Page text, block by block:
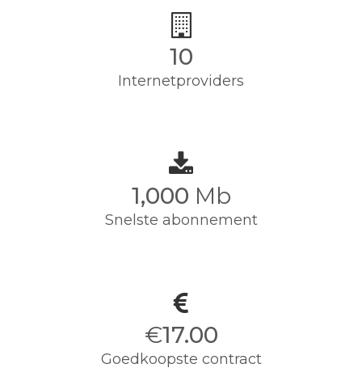
10
Internetproviders
1,000 Mb
Snelste abonnement
€17.00
Goedkoopste contract